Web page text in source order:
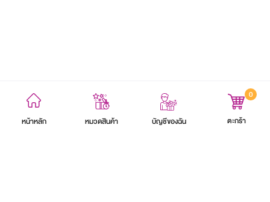
หน้าหลัก หมวดสินค้า บัญชีของฉัน
0
ตะกร้า
ข้อตกลงและเงื่อนไข นโยบายความเป็นส่วนตัว แผนผังเว็บไซต์